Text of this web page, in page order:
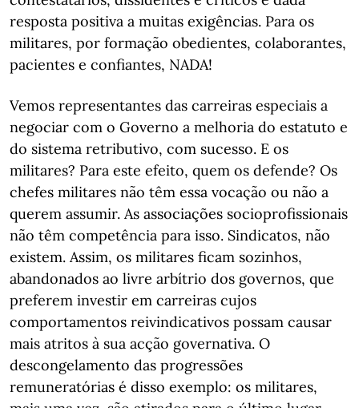
resposta positiva a muitas exigências. Para os
militares, por formação obedientes, colaborantes,
pacientes e confiantes, NADA!
Vemos representantes das carreiras especiais a
negociar com o Governo a melhoria do estatuto e
do sistema retributivo, com sucesso. E os
militares? Para este efeito, quem os defende? Os
chefes militares não têm essa vocação ou não a
querem assumir. As associações socioprofissionais
não têm competência para isso. Sindicatos, não
existem. Assim, os militares ficam sozinhos,
abandonados ao livre arbítrio dos governos, que
preferem investir em carreiras cujos
comportamentos reivindicativos possam causar
mais atritos à sua acção governativa. O
descongelamento das progressões
remuneratórias é disso exemplo: os militares,